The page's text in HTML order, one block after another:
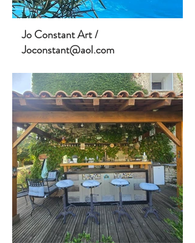
Jo Constant Art /
Joconstant@aol.com